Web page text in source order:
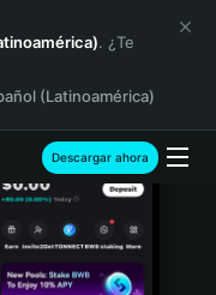
. ¿Te
(Latinoamérica)
Descargar ahora